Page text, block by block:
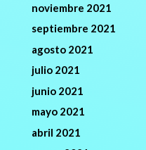
noviembre 2021
septiembre 2021
agosto 2021
julio 2021
junio 2021
mayo 2021
abril 2021